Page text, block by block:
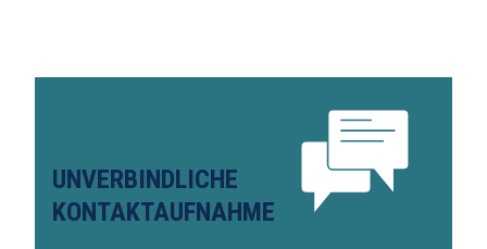
UNVERBINDLICHE
KONTAKTAUFNAHME